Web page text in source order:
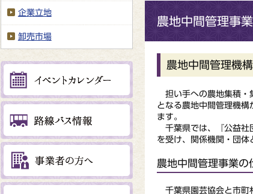
農地中間管理事
農地中間管理機
担い手への農地集積・
となる農地中間管理機
ます。
千葉県では、『公益社
を受け、関係機関・団体
農地中間管理事業の
千葉県園芸協会と市町
企業立地
卸売市場